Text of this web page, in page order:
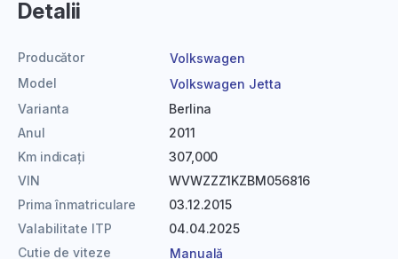
Detalii
Producător
Volkswagen
Model
Volkswagen Jetta
Varianta
Berlina
Anul
2011
Km indicați
307,000
VIN
WVWZZZ1KZBM056816
Prima înmatriculare
03.12.2015
Valabilitate ITP
04.04.2025
Cutie de viteze
Manuală